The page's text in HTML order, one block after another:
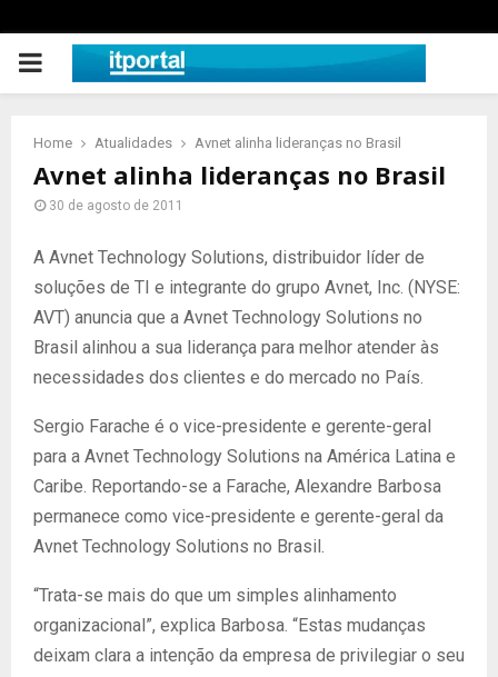
PRIMARY
Home Atualidades Avnet alinha lideranças no Brasil
Avnet alinha lideranças no Brasil
30 de agosto de 2011
A Avnet Technology Solutions, distribuidor líder de
soluções de TI e integrante do grupo Avnet, Inc. (NYSE:
AVT) anuncia que a Avnet Technology Solutions no
Brasil alinhou a sua liderança para melhor atender às
necessidades dos clientes e do mercado no País.
Sergio Farache é o vice-presidente e gerente-geral
para a Avnet Technology Solutions na América Latina e
Caribe. Reportando-se a Farache, Alexandre Barbosa
permanece como vice-presidente e gerente-geral da
Avnet Technology Solutions no Brasil.
“Trata-se mais do que um simples alinhamento
organizacional”, explica Barbosa. “Estas mudanças
deixam clara a intenção da empresa de privilegiar o seu